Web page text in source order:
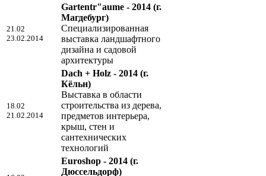
21.02
23.02.2014
Gartentr"aume - 2014 (г.
Магдебург)
Специализированная
выставка ландшафтного
дизайна и садовой
архитектуры
18.02
21.02.2014
Dach + Holz - 2014 (г.
Кёльн)
Выставка в области
строительства из дерева,
предметов интерьера,
крыш, стен и
сантехнических
технологий
Euroshop - 2014 (г.
Дюссельдорф)